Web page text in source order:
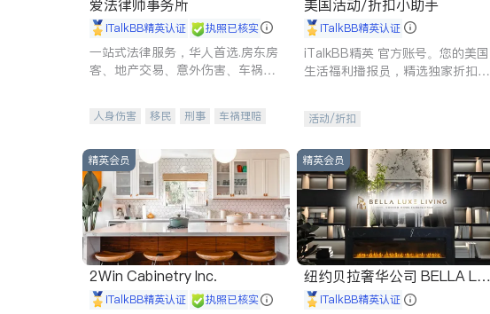
爱法律师事务所
iTalkBB精英认证 执照已核实
一站式法律服务，华人首选.房东房
客、地产交易、意外伤害、车祸重
人身伤害 移民 刑事
车祸理赔
商标注册
索赔 律师-其它 保释
美国活动/折扣小助手
iTalkBB精英认证
iTalkBB精英 官方账号。您的美国
生活福利播报员，精选独家折扣、
活动/折扣
精英会员
2Win Cabinetry Inc.
iTalkBB精英认证 执照已核实
精英会员
纽约贝拉奢华公司 BELLA LUX
E iTalkBB精英认证